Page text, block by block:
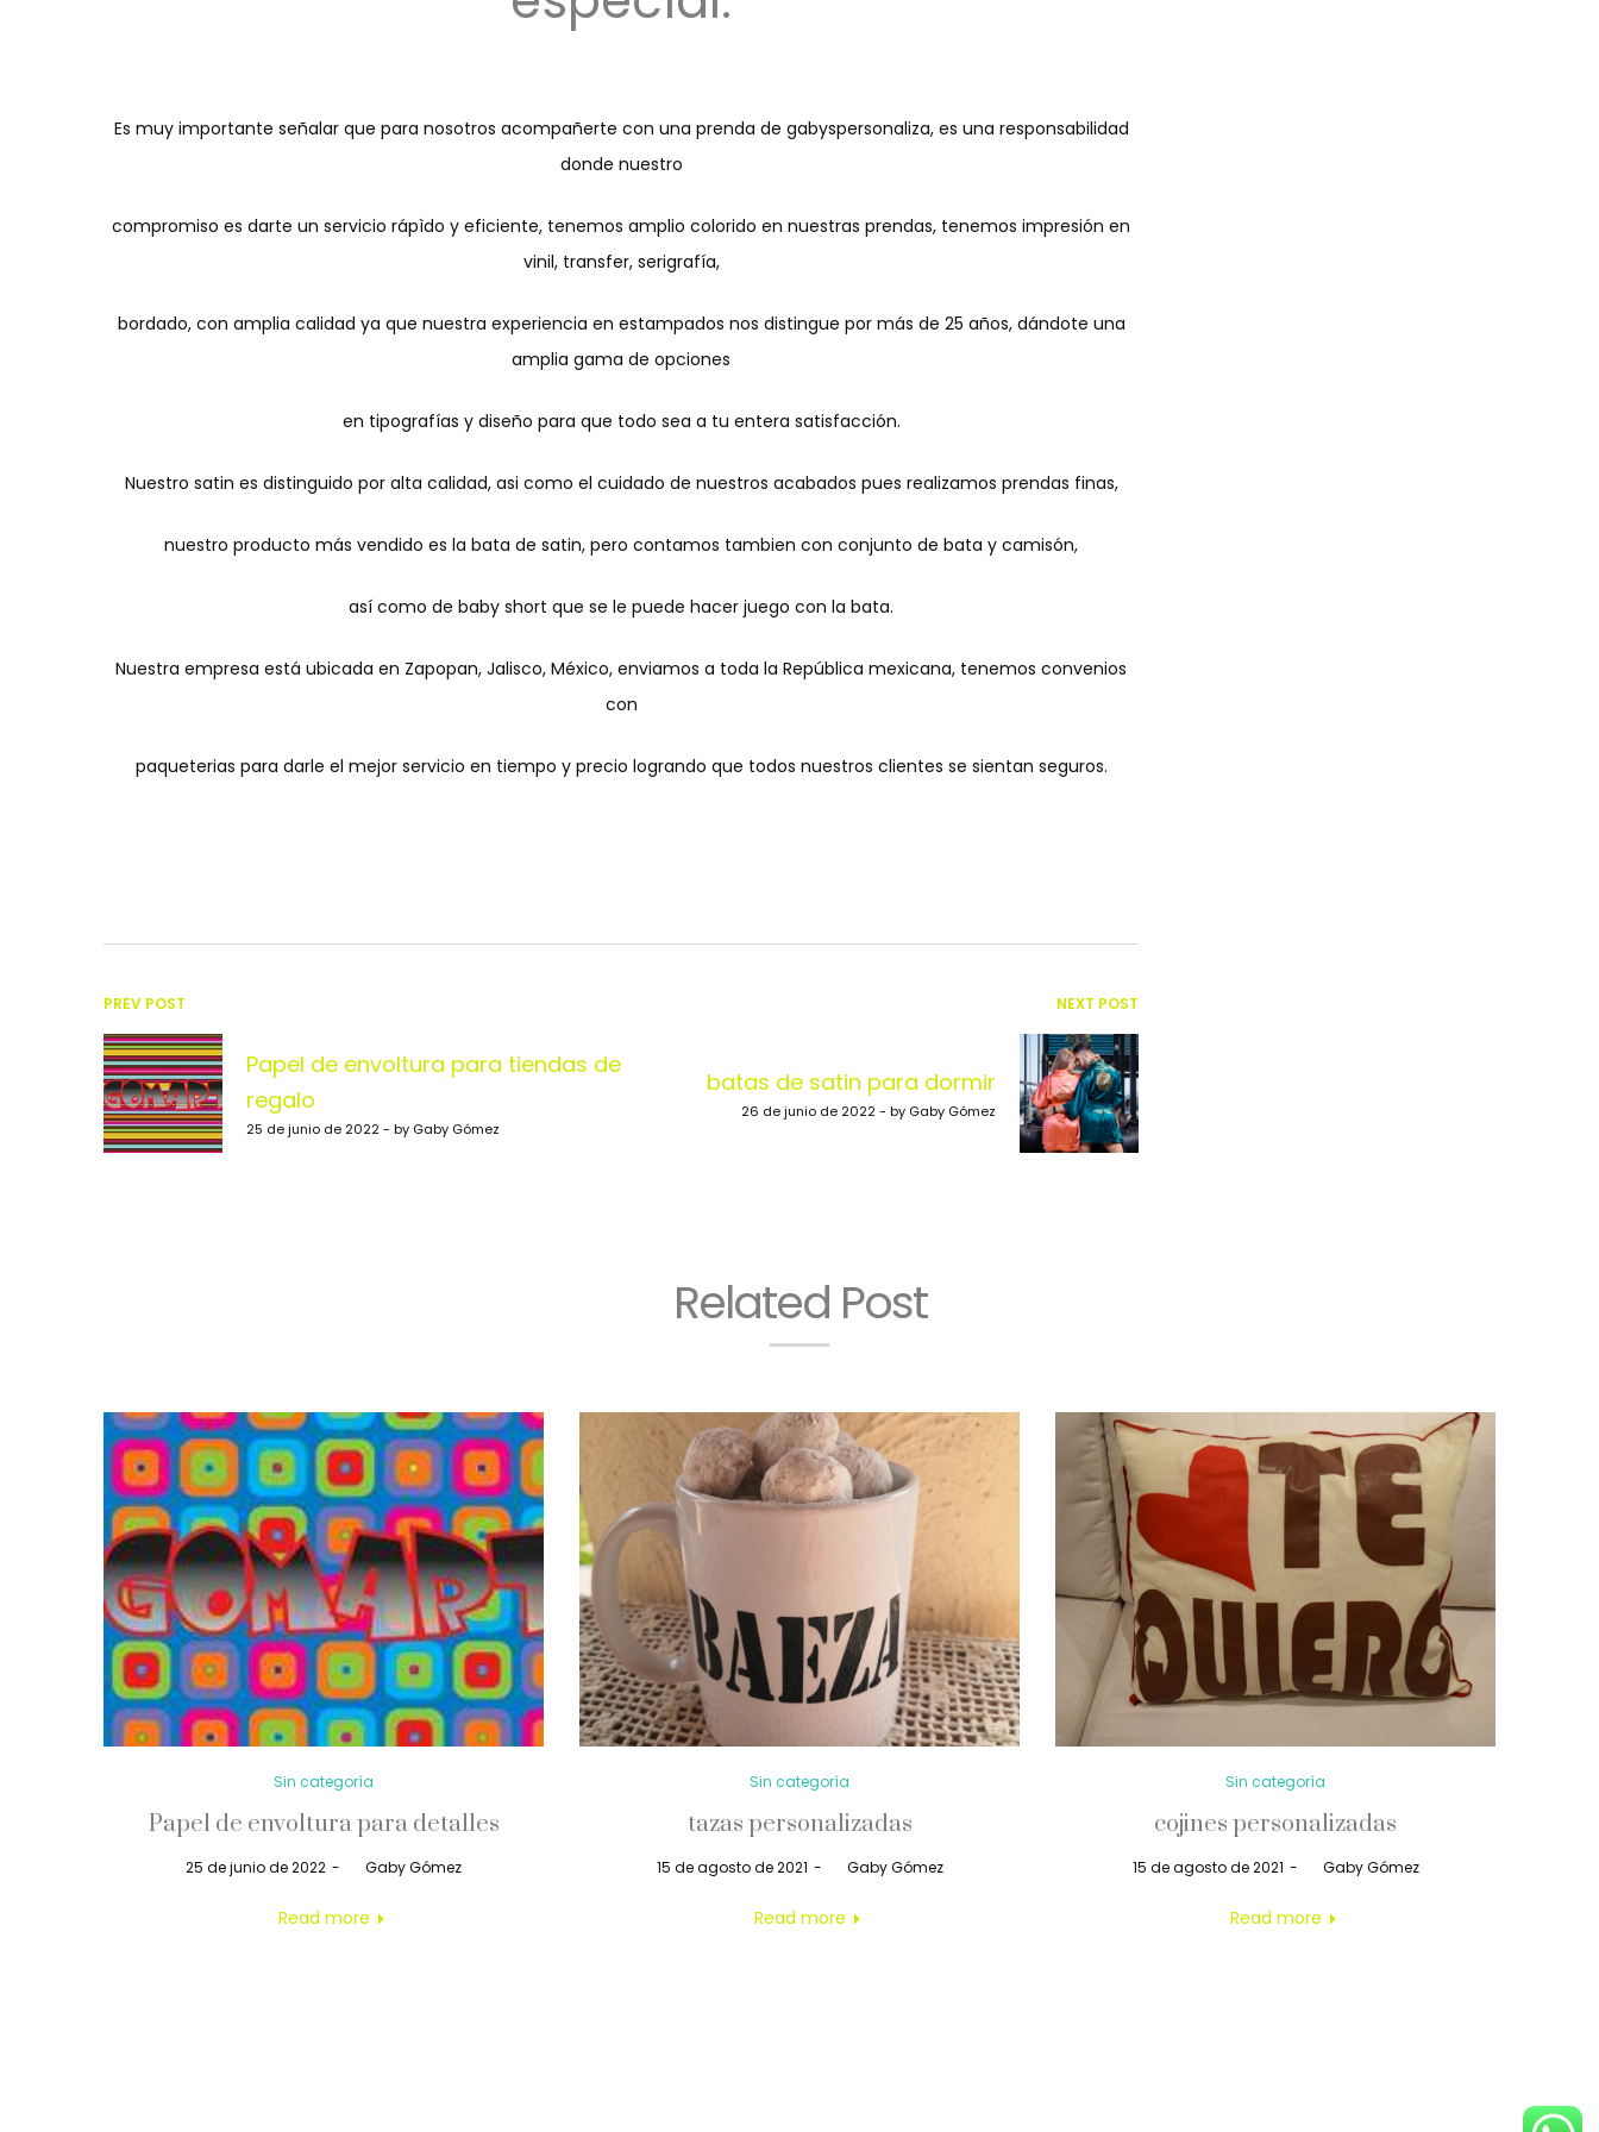
Es muy importante señalar que para nosotros acompañerte con una prenda de gabyspersonaliza, es una responsabilidad
donde nuestro
compromiso es darte un servicio rápìdo y eficiente, tenemos amplio colorido en nuestras prendas, tenemos impresión en
vinil, transfer, serigrafía,
bordado, con amplia calidad ya que nuestra experiencia en estampados nos distingue por más de 25 años, dándote una
amplia gama de opciones
en tipografías y diseño para que todo sea a tu entera satisfacción.
Nuestro satin es distinguido por alta calidad, asi como el cuidado de nuestros acabados pues realizamos prendas finas,
nuestro producto más vendido es la bata de satin, pero contamos tambien con conjunto de bata y camisón,
así como de baby short que se le puede hacer juego con la bata.
Nuestra empresa está ubicada en Zapopan, Jalisco, México, enviamos a toda la República mexicana, tenemos convenios
con
paqueterias para darle el mejor servicio en tiempo y precio logrando que todos nuestros clientes se sientan seguros.
Navegación
de
entradas
PREV POST
Papel de envoltura para tiendas de
regalo
25 de junio de 2022 - by Gaby Gómez
NEXT POST
batas de satin para dormir
26 de junio de 2022 - by Gaby Gómez
Related Post
Posted
Sin categoría
Papel de envoltura para detalles
Posted
25 de junio de 2022 byGaby Gómez
Read more
Posted
Sin categoría
tazas personalizadas
Posted
15 de agosto de 2021 byGaby Gómez
Read more
Posted
Sin categoría
cojines personalizadas
Posted
15 de agosto de 2021 byGaby Gómez
Read more